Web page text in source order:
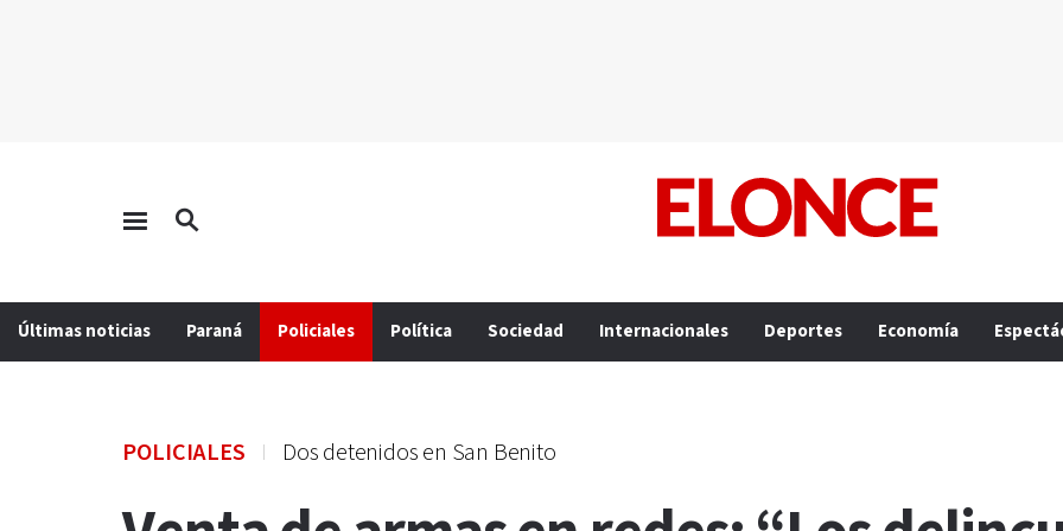
Últimas noticias Paraná Policiales Política Sociedad Internacionales Deportes Economía
POLICIALES Dos detenidos en San Benito